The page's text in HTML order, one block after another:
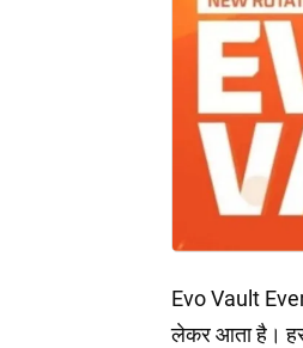
Evo Vault
लेकर आता है।